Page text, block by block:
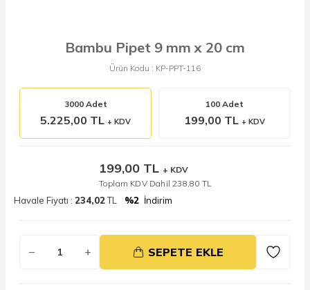
Bambu Pipet 9 mm x 20 cm
Ürün Kodu : KP-PPT-116
3000 Adet
5.225,00 TL + KDV
100 Adet
199,00 TL + KDV
199,00TL + KDV
Toplam KDV Dahil238,80 TL
Havale Fiyatı : 234,02TL %2 İndirim
SEPETE EKLE